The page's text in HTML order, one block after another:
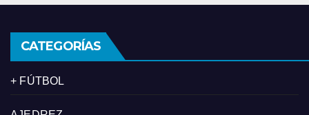
CATEGORÍAS
+ FÚTBOL